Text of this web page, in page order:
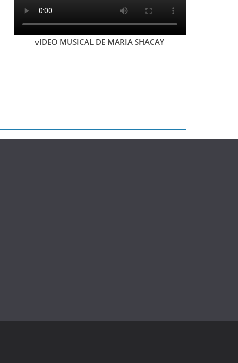
vIDEO MUSICAL DE MARIA SHACAY